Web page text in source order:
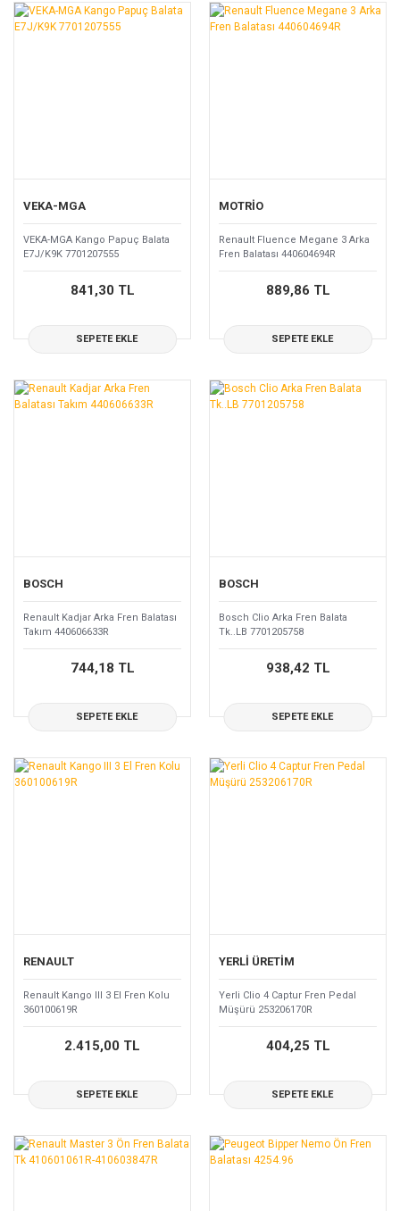
VEKA-MGA
VEKA-MGA Kango Papuç Balata
E7J/K9K 7701207555
841,30 TL
SEPETE EKLE
MOTRİO
Renault Fluence Megane 3 Arka
Fren Balatası 440604694R
889,86 TL
SEPETE EKLE
BOSCH
Renault Kadjar Arka Fren Balatası
Takım 440606633R
744,18 TL
SEPETE EKLE
BOSCH
Bosch Clio Arka Fren Balata
Tk..LB 7701205758
938,42 TL
SEPETE EKLE
RENAULT
Renault Kango III 3 El Fren Kolu
360100619R
2.415,00 TL
SEPETE EKLE
YERLİ ÜRETİM
Yerli Clio 4 Captur Fren Pedal
Müşürü 253206170R
404,25 TL
SEPETE EKLE